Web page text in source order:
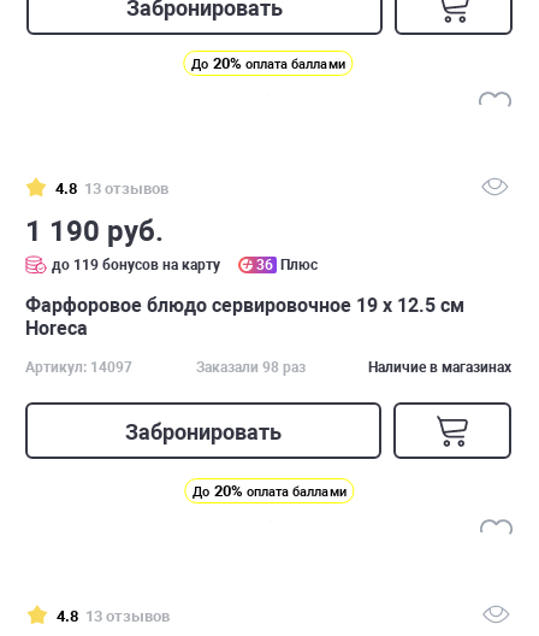
Забронировать
До 20% оплата баллами
4.8 13 отзывов
1 190 руб.
до 119 бонусов на карту 36 Плюс
Фарфоровое блюдо сервировочное 19 х 12.5 см
Horeca
Артикул: 14097 Заказали 98 раз Наличие в магазинах
Забронировать
До 20% оплата баллами
4.8 13 отзывов